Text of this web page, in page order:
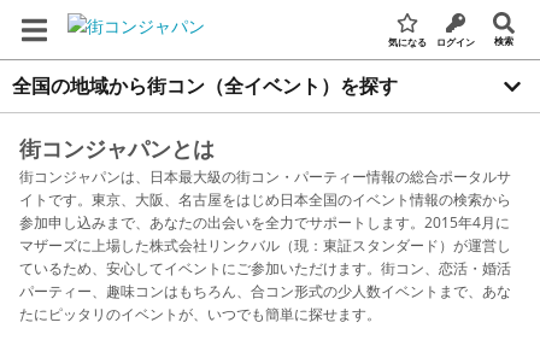
気になる ログイン 検索
全国の地域から街コン（全イベント）を探す
街コンジャパンとは
街コンジャパンは、日本最大級の街コン・パーティー情報の総合ポータルサ
イトです。東京、大阪、名古屋をはじめ日本全国のイベント情報の検索から
参加申し込みまで、あなたの出会いを全力でサポートします。2015年4月に
マザーズに上場した株式会社リンクバル（現：東証スタンダード）が運営し
ているため、安心してイベントにご参加いただけます。街コン、恋活・婚活
パーティー、趣味コンはもちろん、合コン形式の少人数イベントまで、あな
たにピッタリのイベントが、いつでも簡単に探せます。